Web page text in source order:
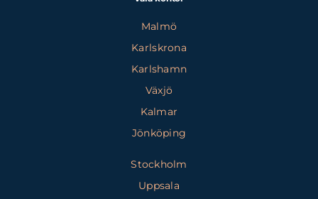
Malmö
Karlskrona
Karlshamn
Växjö
Kalmar
Jönköping
Stockholm
Uppsala